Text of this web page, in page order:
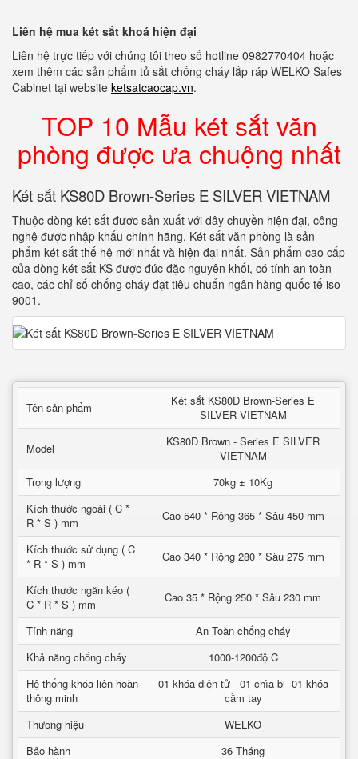
Liên hệ mua két sắt khoá hiện đại
Liên hệ trực tiếp với chúng tôi theo số hotline 0982770404 hoặc
xem thêm các sản phẩm tủ sắt chống cháy lắp ráp WELKO Safes
Cabinet tại website ketsatcaocap.vn.
TOP 10 Mẫu két sắt văn
phòng được ưa chuộng nhất
Két sắt KS80D Brown-Series E SILVER VIETNAM
Thuộc dòng két sắt đươc sản xuất với dây chuyền hiện đại, công
nghệ được nhập khẩu chính hãng, Két sắt văn phòng là sản
phẩm két sắt thế hệ mới nhất và hiện đại nhất. Sản phẩm cao cấp
của dòng két sắt KS được đúc đặc nguyên khối, có tính an toàn
cao, các chỉ số chống cháy đạt tiêu chuẩn ngân hàng quốc tế iso
9001.
Tên sản phẩm
Két sắt KS80D Brown-Series E
SILVER VIETNAM
Model
KS80D Brown - Series E SILVER
VIETNAM
Trọng lượng
70kg ± 10Kg
Kích thước ngoài ( C *
R * S ) mm
Cao 540 * Rộng 365 * Sâu 450 mm
Kích thước sử dụng ( C
* R * S ) mm
Cao 340 * Rộng 280 * Sâu 275 mm
Kích thước ngăn kéo (
C * R * S ) mm
Cao 35 * Rộng 250 * Sâu 230 mm
Tính năng
An Toàn chống cháy
Khả năng chống cháy
1000-1200độ C
Hệ thống khóa liên hoàn
thông minh
01 khóa điện tử - 01 chìa bi- 01 khóa
cầm tay
Thương hiệu
WELKO
Bảo hành
36 Tháng